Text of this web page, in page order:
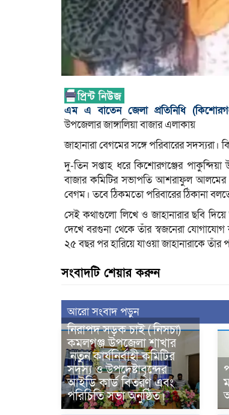
এম এ বাতেন জেলা প্রতিনিধি
উপজেলার জাঙ্গালিয়া বাজার এলাকায়
জাহানারা বেগমের সঙ্গে পরিবারের সদস্যরা।
দু-তিন সপ্তাহ ধরে কিশোরগঞ্জের পাকুন্দিয়া
বাজার কমিটির সভাপতি আশরাফুল আলমের
বেগম। তবে ঠিকমতো পরিবারের ঠিকানা
সেই কথাগুলো লিখে ও জাহানারার ছবি
দেখে বরগুনা থেকে তাঁর স্বজনেরা
২৫ বছর পর হারিয়ে যাওয়া জাহানারাকে তাঁর
সংবাদটি শেয়ার করুন
আরো সংবাদ পড়ুন
নিরাপদ সড়ক চাই ( নিসচা)
কমলগঞ্জ উপজেলা শাখার
নতুন কার্যনির্বাহী কমিটির
সদস্য ও উপদেষ্টাবৃন্দের
আইডি কার্ড বিতরণ এবং
পরিচিতি সভা অনুষ্ঠিত।